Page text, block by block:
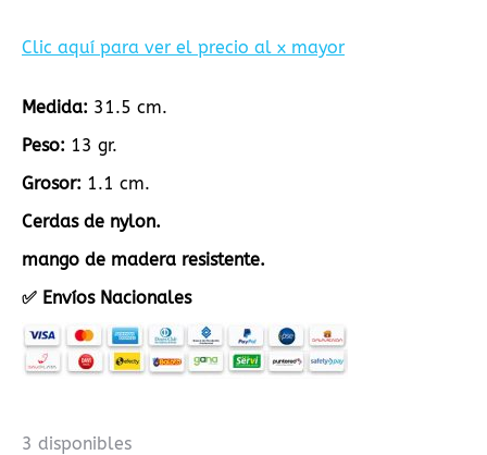
Clic aquí para ver el precio al x mayor
Medida: 31.5 cm.
Peso: 13 gr.
Grosor: 1.1 cm.
Cerdas de nylon.
mango de madera resistente.
✅ Envíos Nacionales
3 disponibles